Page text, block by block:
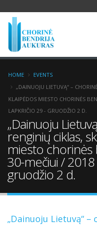
HOME
EVENTS
„DAINUOJU LIETUVĄ“ –
KLAIPĖDOS MIESTO CHORINĖS
LAPKRIČIO 29 - GRUODŽIO 2 D.
„Dainuoju
renginių ciklas,
miesto chorinės
30-mečiui /
gruodžio 2 d.
„Dainuoju Lietuvą“